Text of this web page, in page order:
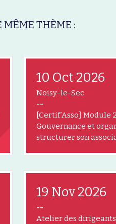
MÊME THÈME :
10 Oct 2026
Noisy-le-Sec
--
[Certif’Asso] Module
Gouvernance et
structurer son
19 Nov 2026
--
Atelier des